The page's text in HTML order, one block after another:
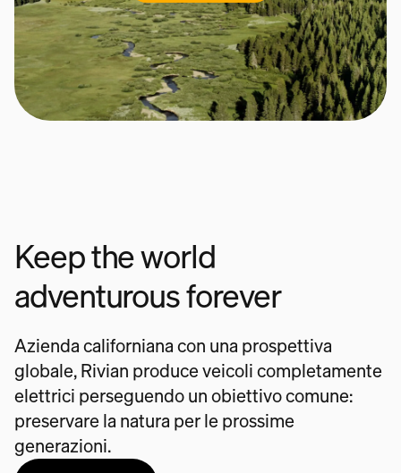
Keep the world
adventurous forever
Azienda californiana con una prospettiva
globale, Rivian produce veicoli completamente
elettrici perseguendo un obiettivo comune:
preservare la natura per le prossime
generazioni.